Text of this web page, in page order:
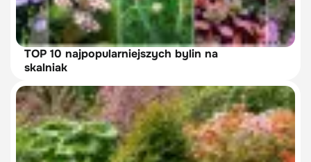
TOP 10 najpopularniejszych bylin na
skalniak